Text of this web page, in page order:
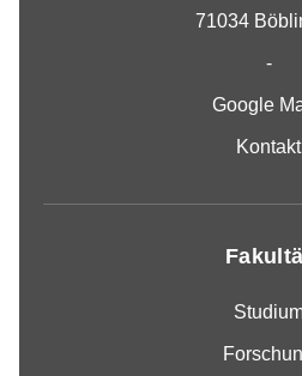
71034
-
Google
Kontakt